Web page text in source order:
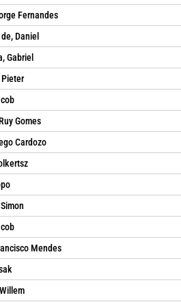
Fernandes
Daniel
Gabriel
Gomes
Cardozo
Mendes